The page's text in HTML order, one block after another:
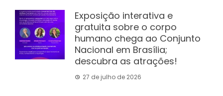
Exposição interativa e
gratuita sobre o corpo
humano chega ao Conjunto
Nacional em Brasília;
descubra as atrações!
27 de julho de 2026